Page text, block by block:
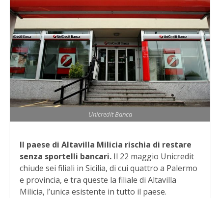
Unicredit Banca
Il paese di Altavilla Milicia rischia di restare
senza sportelli bancari. Il 22 maggio Unicredit
chiude sei filiali in Sicilia, di cui quattro a Palermo
e provincia, e tra queste la filiale di Altavilla
Milicia, l’unica esistente in tutto il paese.